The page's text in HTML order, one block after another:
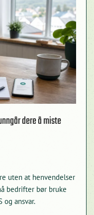
dere å miste
uten at henvendelser
bedrifter bør bruke
og ansvar.